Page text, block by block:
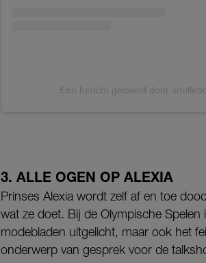
Een bericht gedeeld door
3. ALLE OGEN OP ALEXIA
Prinses Alexia wordt zelf af en toe
wat ze doet. Bij de Olympische Spelen
modebladen uitgelicht, maar ook het
onderwerp van gesprek voor de